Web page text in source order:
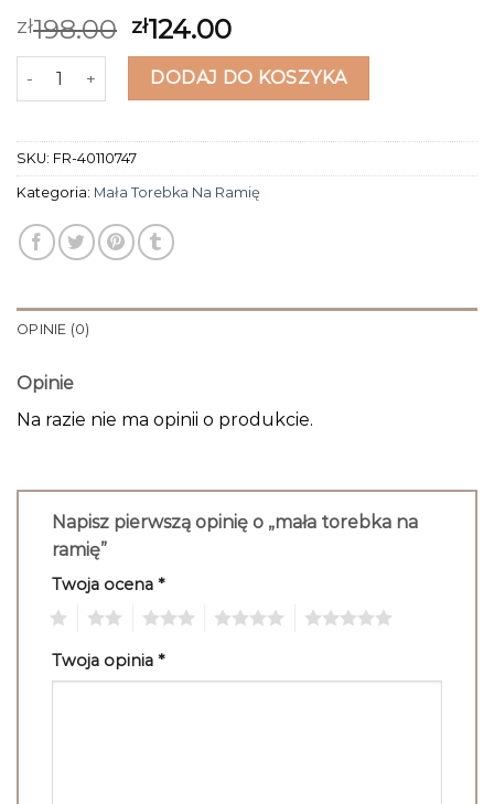
zł198.00 zł124.00
ilość mała torebka na ramięDODAJ DO KOSZYKA
SKU: FR-40110747
Kategoria: Mała Torebka Na Ramię
OPINIE (0)
Opinie
Na razie nie ma opinii o produkcie.
Napisz pierwszą opinię o „mała torebka na
ramię”
Twoja ocena *
Twoja opinia *